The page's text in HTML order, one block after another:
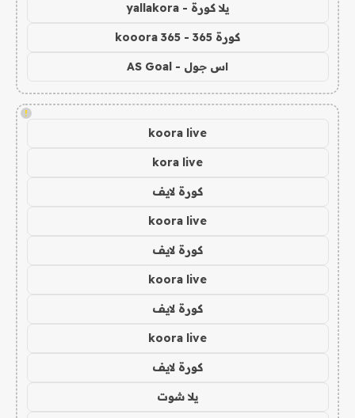
يلا كورة - yallakora
كورة 365 - kooora 365
اس جول - AS Goal
!
koora live
kora live
كورة لايف
koora live
كورة لايف
koora live
كورة لايف
koora live
كورة لايف
يلا شوت